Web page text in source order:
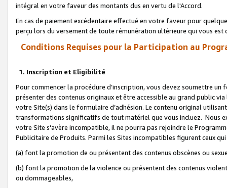
intégral en votre faveur des montants dus en vertu de l'Accord.
En cas de paiement excédentaire effectué en votre faveur pour
perçu lors du versement de toute rémunération ultérieure qui vous est
Conditions Requises pour la Participation au
1. Inscription et Eligibilité
Pour commencer la procédure d’inscription, vous devez soumettre
présenter des contenus originaux et être accessible au grand public
votre Site(s) dans le formulaire d’adhésion. Le contenu original
transformations significatifs de tout matériel que vous incluez. Nous
votre Site s'avère incompatible, il ne pourra pas rejoindre le
Publicitaire de Produits. Parmi les Sites incompatibles figurent ceux
(a) font la promotion de ou présentent des contenus obscènes ou
(b) font la promotion de la violence ou présentent des contenus
ou dommageables,